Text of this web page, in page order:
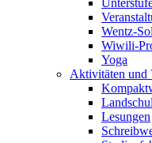
Wentz-
Wiwili-
Yoga
Aktivitäten und
Lesungen